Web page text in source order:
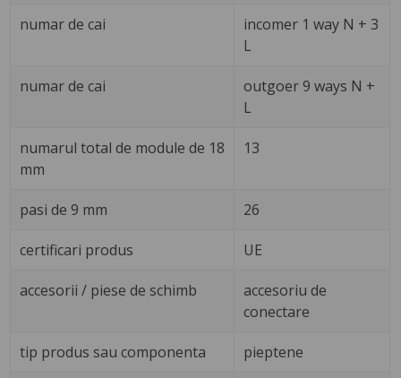
numar de cai
incomer 1 way N + 3
L
numar de cai
outgoer 9 ways N +
L
numarul total de module de 18
mm
13
pasi de 9 mm 26
certificari produs UE
accesorii / piese de schimb
accesoriu de
conectare
tip produs sau componenta pieptene